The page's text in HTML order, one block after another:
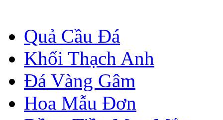
Quả Cầu Đá
Khối Thạch Anh
Đá Vàng Gâm
Hoa Mẫu Đơn